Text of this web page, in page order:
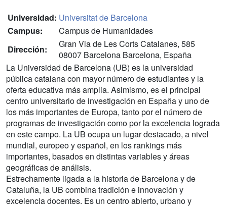
Universidad: Universitat de Barcelona
Campus:
Campus de Humanidades
Dirección:
Gran Via de Les Corts Catalanes, 585
08007 Barcelona Barcelona, España
La Universidad de Barcelona (UB) es la universidad
pública catalana con mayor número de estudiantes y la
oferta educativa más amplia. Asimismo, es el principal
centro universitario de investigación en España y uno de
los más importantes de Europa, tanto por el número de
programas de investigación como por la excelencia lograda
en este campo. La UB ocupa un lugar destacado, a nivel
mundial, europeo y español, en los rankings más
importantes, basados en distintas variables y áreas
geográficas de análisis.
Estrechamente ligada a la historia de Barcelona y de
Cataluña, la UB combina tradición e innovación y
excelencia docentes. Es un centro abierto, urbano y